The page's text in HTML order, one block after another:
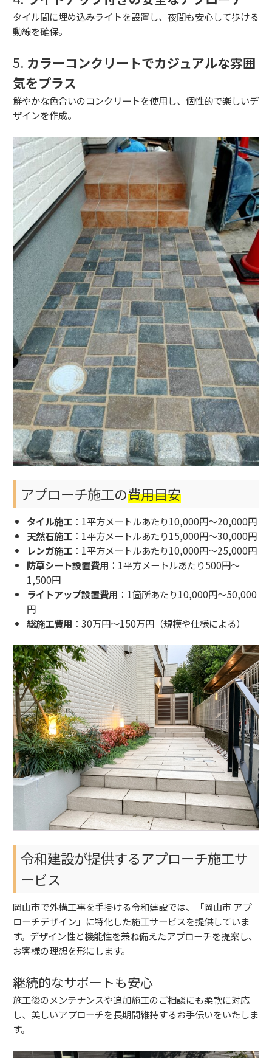
タイル間に埋め込みライトを設置し、夜間も安心して歩ける
動線を確保。
5. カラーコンクリートでカジュアルな雰囲
気をプラス
鮮やかな色合いのコンクリートを使用し、個性的で楽しいデ
ザインを作成。
アプローチ施工の費用目安
タイル施工 ：1平方メートルあたり10,000円～20,000円
天然石施工 ：1平方メートルあたり15,000円～30,000円
レンガ施工 ：1平方メートルあたり10,000円～25,000円
防草シート設置費用 ：1平方メートルあたり500円～
1,500円
ライトアップ設置費用 ：1箇所あたり10,000円～50,000
円
総施工費用 ：30万円～150万円（規模や仕様による）
令和建設が提供するアプローチ施工サ
ービス
岡山市で外構工事を手掛ける令和建設では、「岡山市 アプ
ローチデザイン」に特化した施工サービスを提供していま
す。デザイン性と機能性を兼ね備えたアプローチを提案し、
お客様の理想を形にします。
継続的なサポートも安心
施工後のメンテナンスや追加施工のご相談にも柔軟に対応
し、美しいアプローチを長期間維持するお手伝いをいたしま
す。